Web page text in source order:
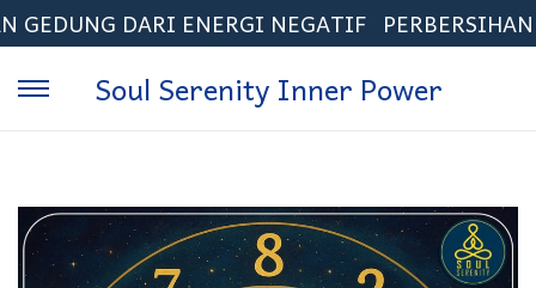
DARI ENERGI NEGATIF PERBERSIHAN ENERGI
Soul Serenity Inner Power